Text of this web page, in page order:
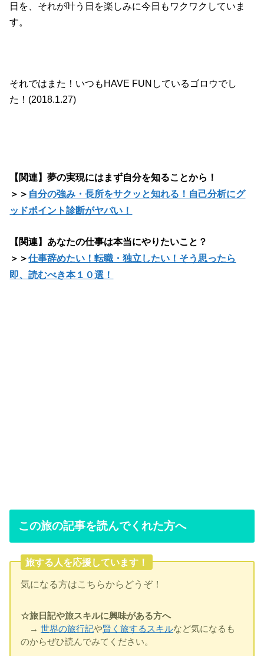
日を、それが叶う日を楽しみに今日もワクワクしていま
す。
それではまた！いつもHAVE FUNしているゴロウでし
た！(2018.1.27)
【関連】夢の実現にはまず自分を知ることから！
＞＞ 自分の強み・長所をサクッと知れる！自己分析にグ
ッドポイント診断がヤバい！
【関連】あなたの仕事は本当にやりたいこと？
＞＞仕事辞めたい！転職・独立したい！そう思ったら
即、読むべき本１０選！
この旅の記事を読んでくれた方へ
旅する人を応援しています！
気になる方はこちらからどうぞ！
☆旅日記や旅スキルに興味がある方へ
→世界の旅行記や賢く旅するスキルなど気になるも
のからぜひ読んでみてください。